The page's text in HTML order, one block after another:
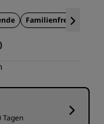
Familienfreundlich
Tagen